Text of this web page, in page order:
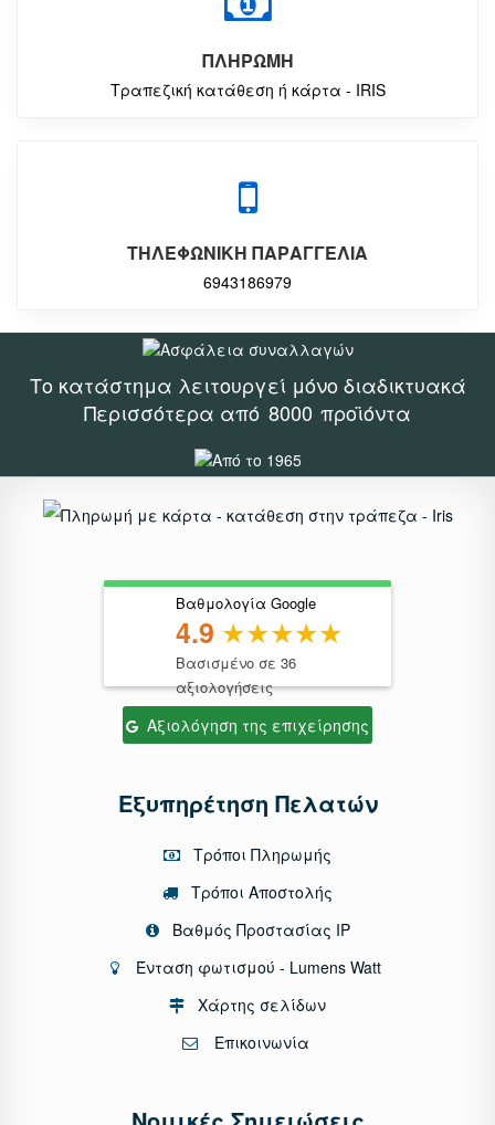
ΠΛΗΡΩΜΗ
Τραπεζική κατάθεση ή κάρτα - IRIS
ΤΗΛΕΦΩΝΙΚΗ ΠΑΡΑΓΓΕΛΙΑ
6943186979
Το κατάστημα λειτουργεί μόνο διαδικτυακά
Περισσότερα από 8000 προϊόντα
Βαθμολογία Google
4.9
Βασισμένο σε 36
αξιολογήσεις
Αξιολόγηση της επιχείρησης
Εξυπηρέτηση Πελατών
Τρόποι Πληρωμής
Τρόποι Αποστολής
Βαθμός Προστασίας IP
Ένταση φωτισμού - Lumens Watt
Χάρτης σελίδων
Επικοινωνία